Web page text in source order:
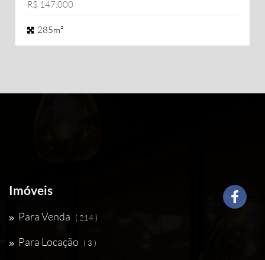
R$ 147.000
285m²
Imóveis
Para Venda ( 214 )
Para Locação ( 3 )